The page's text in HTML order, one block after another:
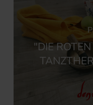
"DIE